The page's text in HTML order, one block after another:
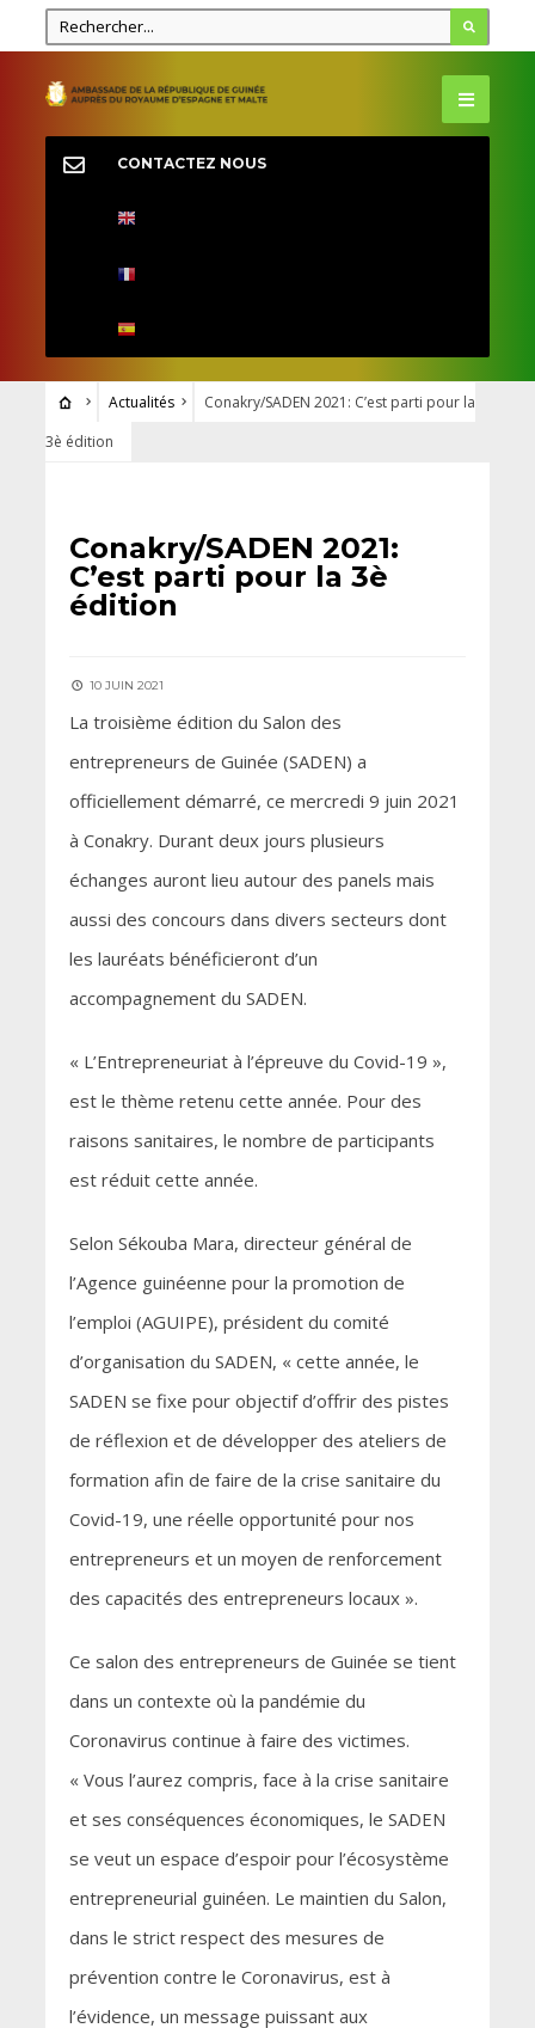
CONTACTEZ NOUS
Actualités
Conakry/SADEN 2021: C’est parti pour la
3è édition
Conakry/SADEN 2021:
C’est parti pour la 3è
édition
10 JUIN 2021
La troisième édition du Salon des
entrepreneurs de Guinée (SADEN) a
officiellement démarré, ce mercredi 9 juin 2021
à Conakry. Durant deux jours plusieurs
échanges auront lieu autour des panels mais
aussi des concours dans divers secteurs dont
les lauréats bénéficieront d’un
accompagnement du SADEN.
« L’Entrepreneuriat à l’épreuve du Covid-19 »,
est le thème retenu cette année. Pour des
raisons sanitaires, le nombre de participants
est réduit cette année.
Selon Sékouba Mara, directeur général de
l’Agence guinéenne pour la promotion de
l’emploi (AGUIPE), président du comité
d’organisation du SADEN, « cette année, le
SADEN se fixe pour objectif d’offrir des pistes
de réflexion et de développer des ateliers de
formation afin de faire de la crise sanitaire du
Covid-19, une réelle opportunité pour nos
entrepreneurs et un moyen de renforcement
des capacités des entrepreneurs locaux ».
Ce salon des entrepreneurs de Guinée se tient
dans un contexte où la pandémie du
Coronavirus continue à faire des victimes.
« Vous l’aurez compris, face à la crise sanitaire
et ses conséquences économiques, le SADEN
se veut un espace d’espoir pour l’écosystème
entrepreneurial guinéen. Le maintien du Salon,
dans le strict respect des mesures de
prévention contre le Coronavirus, est à
l’évidence, un message puissant aux